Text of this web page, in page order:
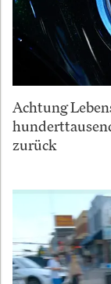
Achtung
zurück